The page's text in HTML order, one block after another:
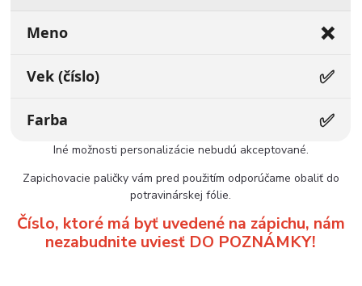
Meno ❌
Vek (číslo) ✅
Farba ✅
Iné možnosti personalizácie nebudú akceptované.
Zapichovacie paličky vám pred použitím odporúčame obaliť do
potravinárskej fólie.
Číslo, ktoré má byť uvedené na zápichu, nám
nezabudnite uviesť DO POZNÁMKY!